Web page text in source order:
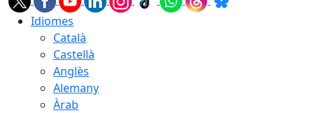
Idiomes
Català
Castellà
Anglès
Alemany
Àrab